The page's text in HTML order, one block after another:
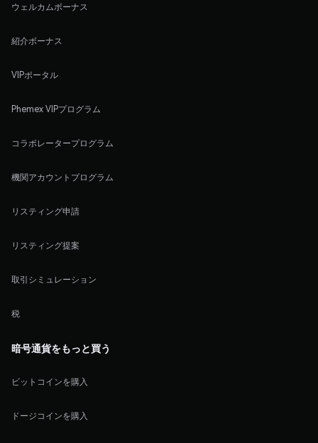
ウェルカムボーナス
紹介ボーナス
VIPポータル
Phemex VIPプログラム
コラボレータープログラム
機関アカウントプログラム
リスティング申請
リスティング提案
取引シミュレーション
税
暗号通貨をもっと買う
ビットコインを購入
ドージコインを購入